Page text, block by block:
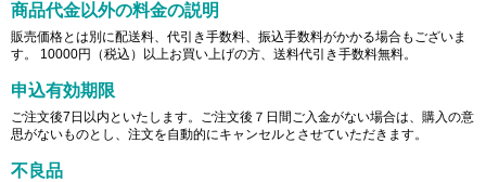
商品代金以外の料金の説明
販売価格とは別に配送料、代引き手数料、振込手数料がかかる場合もございま
す。 10000円（税込）以上お買い上げの方、送料代引き手数料無料。
申込有効期限
ご注文後7日以内といたします。ご注文後７日間ご入金がない場合は、購入の意
思がないものとし、注文を自動的にキャンセルとさせていただきます。
不良品